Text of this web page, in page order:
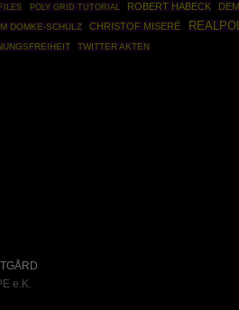
POLY GRID TUTORIAL ROBERT HABECK
DOMKE-SCHULZ CHRISTOF MISERÉ
TWITTER AKTEN
e.K.